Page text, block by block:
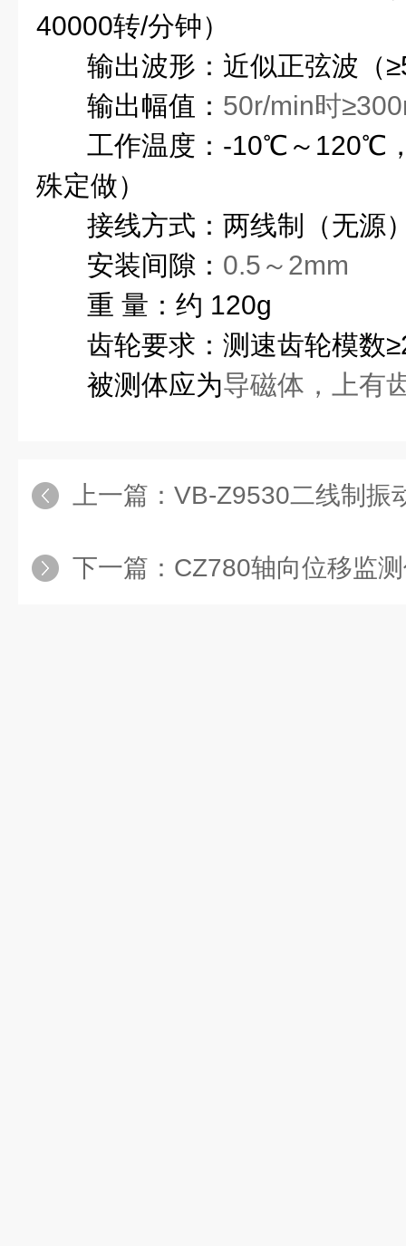
40000转/分钟）
输出波形： 近似正弦波（
输出幅值： 50r/min时
工作温度：-10℃～120℃
殊定做）
接线方式：两线制（无源
安装间隙： 0.5 ～2mm
重 量：约 120g
齿轮要求： 测速齿轮模数
被测体应为导磁体，上有
上一篇： VB-Z9530二线制振
下一篇： CZ780轴向位移监